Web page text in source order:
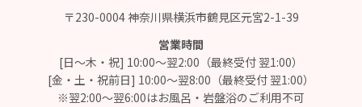
〒230-0004 神奈川県横浜市鶴見区元宮2-1-39
営業時間
[日～木・祝] 10:00～翌2:00（最終受付 翌1:00）
[金・土・祝前日] 10:00～翌8:00（最終受付 翌1:00）
※翌2:00～翌6:00はお風呂・岩盤浴のご利用不可